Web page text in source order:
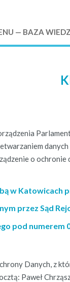
— BAZA
o ochronie
w Katowicach
przez Sąd
pod numerem
Danych, z
Paweł